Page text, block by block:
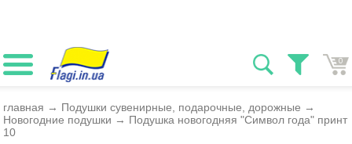
0
главная → Подушки сувенирные, подарочные, дорожные →
Новогодние подушки → Подушка новогодняя "Символ года" принт
10